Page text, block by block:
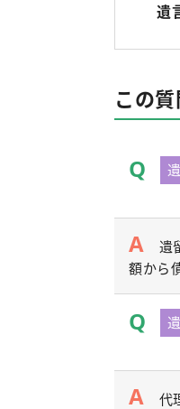
遺
この
遺
額から
代